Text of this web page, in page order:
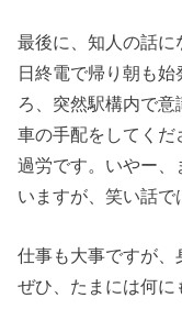
最後に、知人の話
日終電で帰り朝も始
ろ、突然駅構内で
車の手配をしてくだ
過労です。いやー、
いますが、笑い話で
仕事も大事ですが、
ぜひ、たまには何に